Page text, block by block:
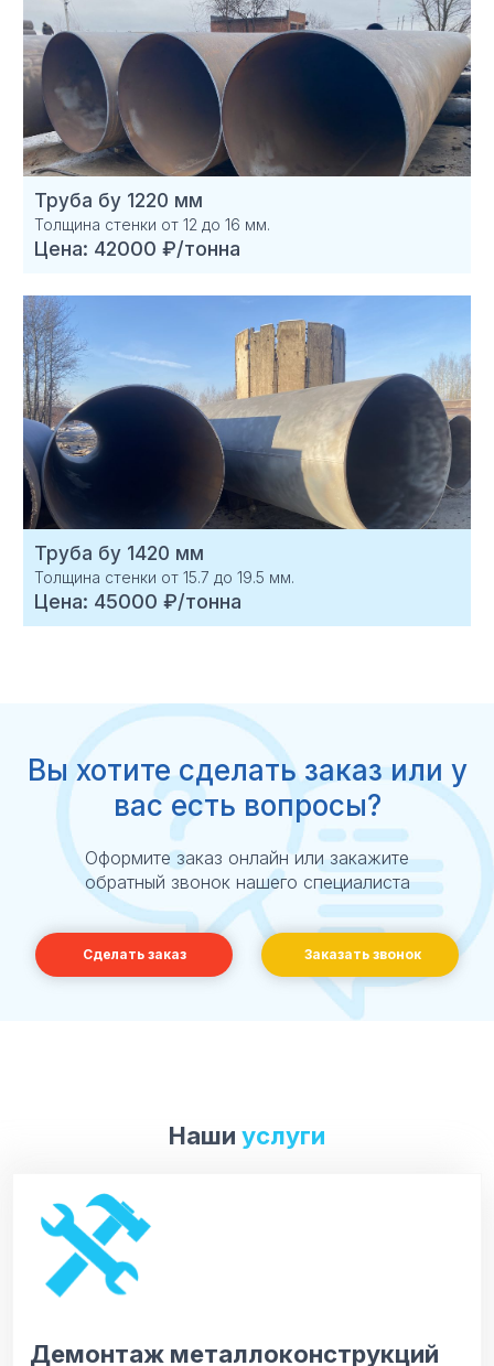
Труба бу 1220 мм
Толщина стенки от 12 до 16 мм.
Цена: 42000 ₽/тонна
Труба бу 1420 мм
Толщина стенки от 15.7 до 19.5 мм.
Цена: 45000 ₽/тонна
Вы хотитесделать заказили у
вас есть вопросы?
Оформите заказ онлайн или закажите
обратный звонок нашего специалиста
Сделать заказ Заказать звонок
Наши услуги
Демонтаж металлоконструкций